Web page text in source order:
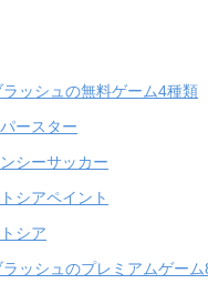
ラッシュの無料ゲーム4種類
ースター
シーサッカー
シアペイント
シア
ラッシュのプレミアムゲー